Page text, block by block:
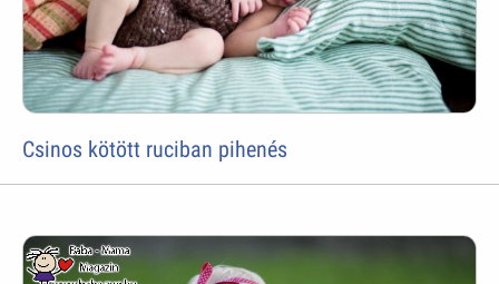
Csinos kötött ruciban pihenés